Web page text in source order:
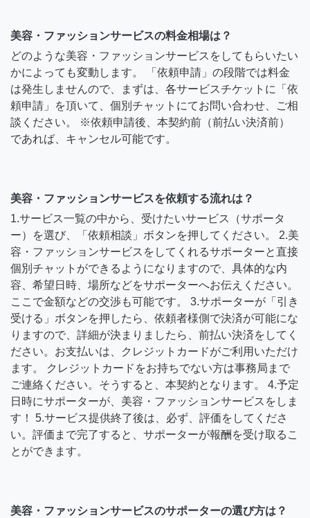
美容・ファッションサービスの料金相場は？
どのような美容・ファッションサービスをしてもらいたい
かによっても変動します。 「依頼申請」の段階では料金
は発生しませんので、まずは、各サービスチケットに「依
頼申請」を頂いて、個別チャットにてお問い合わせ、ご相
談ください。 ※依頼申請後、本契約前（前払い決済前）
であれば、キャンセル可能です。
美容・ファッションサービスを依頼する流れは？
1.サービス一覧の中から、受けたいサービス（サポータ
ー）を選び、「依頼相談」ボタンを押してください。 2.美
容・ファッションサービスをしてくれるサポーターと直接
個別チャットができるようになりますので、具体的な内
容、希望日時、場所などをサポーターへお伝えください。
ここで金額などの交渉も可能です。 3.サポーターが「引き
受ける」ボタンを押したら、依頼者様側で決済が可能にな
りますので、詳細が決まりましたら、前払い決済をしてく
ださい。お支払いは、クレジットカードがご利用いただけ
ます。 クレジットカードをお持ちでない方は事務局まで
ご連絡ください。そうすると、本契約となります。 4.予定
日時にサポーターが、美容・ファッションサービスをしま
す！ 5.サービス提供終了後は、必ず、評価をしてくださ
い。評価まで完了すると、サポーターが報酬を受け取るこ
とができます。
美容・ファッションサービスのサポーターの選び方は？